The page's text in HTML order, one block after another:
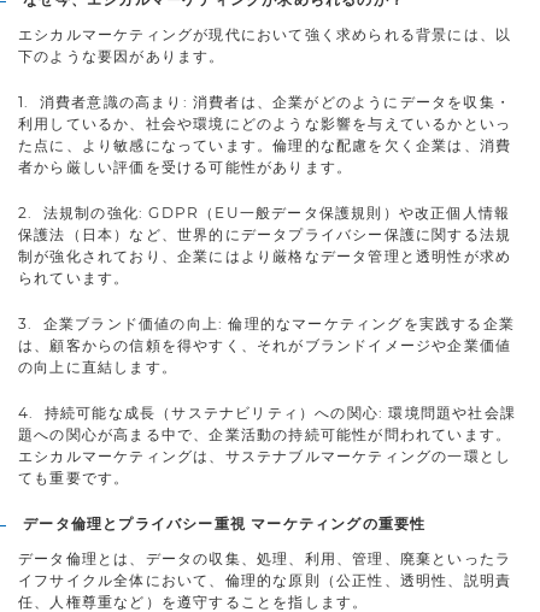
エシカルマーケティングが現代において強く求められる背景には、以
下のような要因があります。
1. 消費者意識の高まり: 消費者は、企業がどのようにデータを収集・
利用しているか、社会や環境にどのような影響を与えているかといっ
た点に、より敏感になっています。倫理的な配慮を欠く企業は、消費
者から厳しい評価を受ける可能性があります。
2. 法規制の強化: GDPR（EU一般データ保護規則）や改正個人情報
保護法（日本）など、世界的にデータプライバシー保護に関する法規
制が強化されており、企業にはより厳格なデータ管理と透明性が求め
られています。
3. 企業ブランド価値の向上: 倫理的なマーケティングを実践する企業
は、顧客からの信頼を得やすく、それがブランドイメージや企業価値
の向上に直結します。
4. 持続可能な成長（サステナビリティ）への関心: 環境問題や社会課
題への関心が高まる中で、企業活動の持続可能性が問われています。
エシカルマーケティングは、サステナブルマーケティングの一環とし
ても重要です。
データ倫理とプライバシー重視 マーケティングの重要性
データ倫理とは、データの収集、処理、利用、管理、廃棄といったラ
イフサイクル全体において、倫理的な原則（公正性、透明性、説明責
任、人権尊重など）を遵守することを指します。